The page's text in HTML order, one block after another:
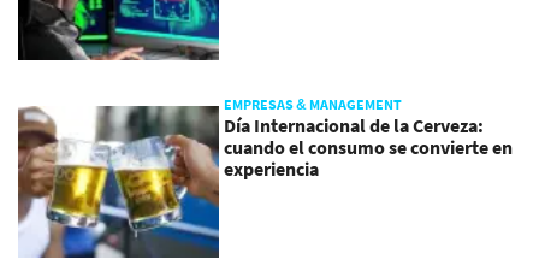
EMPRESAS & MANAGEMENT
Día Internacional de la Cerveza:
cuando el consumo se convierte en
experiencia